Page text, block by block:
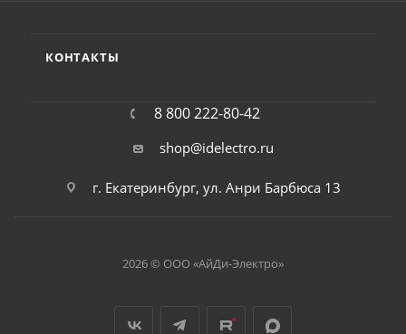
КОНТАКТЫ
8 800 222-80-42
shop@idelectro.ru
г. Екатеринбург, ул. Анри Барбюса 13
2026 © ООО «АйДи-Электро»